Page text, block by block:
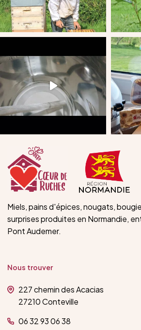
Miels, pains d'épices, nougats,
surprises produites en Normandie,
Pont Audemer.
Nous trouver
227 chemin des Acacias
27210 Conteville
06 32 93 06 38